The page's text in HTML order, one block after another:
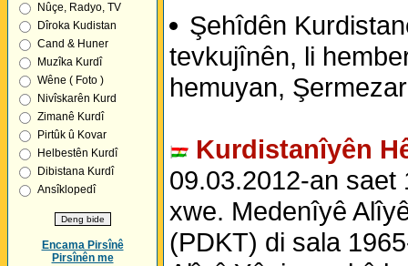
Nûçe, Radyo, TV
Dîroka Kudistan
Cand & Huner
Muzîka Kurdî
Wêne ( Foto )
Nivîskarên Kurd
Zimanê Kurdî
Pirtûk û Kovar
Helbestên Kurdî
Dibistana Kurdî
Ansîklopedî
Encama Pirsînê
Pirsînên me
Şehîdên
tevkujînên, li
hemuyan,
Kurdistanîyên
09.03.2012-an
xwe. Medenîyê
(PDKT) di sala